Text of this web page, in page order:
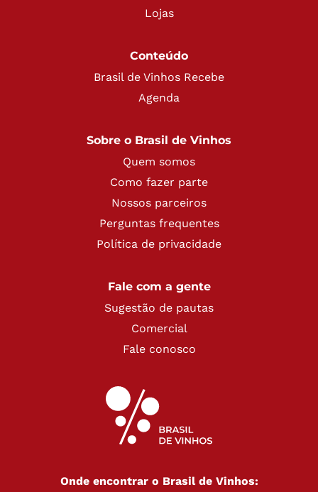
Lojas
Conteúdo
Brasil de Vinhos Recebe
Agenda
Sobre o Brasil de Vinhos
Quem somos
Como fazer parte
Nossos parceiros
Perguntas frequentes
Política de privacidade
Fale com a gente
Sugestão de pautas
Comercial
Fale conosco
Onde encontrar o Brasil de Vinhos: